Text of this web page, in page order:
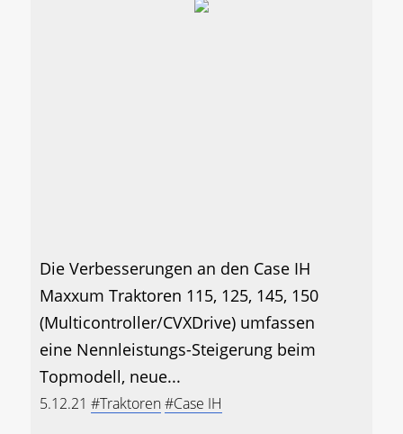
Die Verbesserungen an den Case IH
Maxxum Traktoren 115, 125, 145, 150
(Multicontroller/CVXDrive) umfassen
eine Nennleistungs-Steigerung beim
Topmodell, neue...
5.12.21 #Traktoren#Case IH